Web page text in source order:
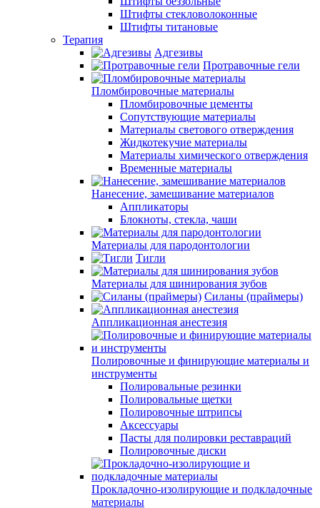
Штифты стекловолоконные
Штифты титановые
Терапия
Адгезивы
Протравочные гели
Пломбировочные материалы
Пломбировочные цементы
Сопутствующие материалы
Материалы светового отверждения
Жидкотекучие материалы
Материалы химического отверждения
Временные материалы
Нанесение, замешивание материалов
Аппликаторы
Блокноты, стекла, чаши
Материалы для пародонтологии
Тигли
Материалы для шинирования зубов
Силаны (праймеры)
Аппликационная анестезия
Полировочные и финирующие материалы и
инструменты
Полировальные резинки
Полировальные щетки
Полировочные штрипсы
Аксессуары
Пасты для полировки реставраций
Полировочные диски
Прокладочно-изолирующие и подкладочные
материалы